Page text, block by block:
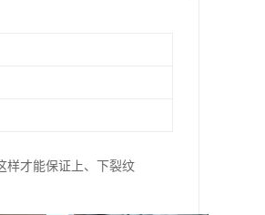
样才能保证上、下裂纹